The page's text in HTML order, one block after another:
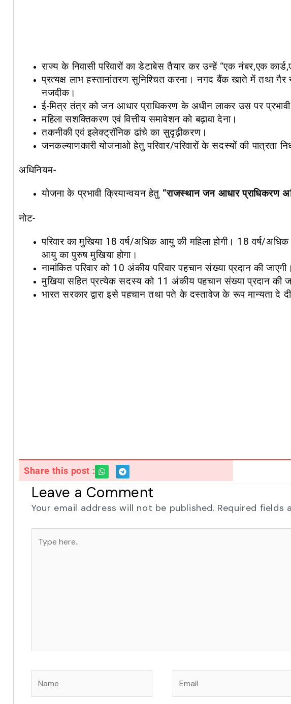
राज्य के निवासी परिवारों का डेटाबेस तैयार कर उन्हें “एक नंबर,एक
प्रत्यक्ष लाभ हस्तानांतरण सुनिश्चित करना। नगद बैंक खाते में तथा
नजदीक।
ई-मित्र तंत्र को जन आधार प्राधिकरण के अधीन लाकर उस पर
महिला सशक्तिकरण एवं वित्तीय समावेशन को बढ़ावा देना।
तकनीकी एवं इलेक्ट्रॉनिक ढांचे का सुदृढ़ीकरण।
जनकल्याणकारी योजनाओ हेतु परिवार/परिवारों के सदस्यों की पात्रता
अधिनियम-
योजना के प्रभावी क्रियान्वयन हेतु “राजस्थान जन आधार प्राधिकरण
नोट-
परिवार का मुखिया 18 वर्ष/अधिक आयु की महिला होगी। 18 वर्ष/
आयु का पुरुष मुखिया होगा।
नामांकित परिवार को 10 अंकीय परिवार पहचान संख्या प्रदान की जाएगी।
मुखिया सहित प्रत्येक सदस्य को 11 अंकीय पहचान संख्या प्रदान की
भारत सरकार द्वारा इसे पहचान तथा पते के दस्तावेज के रूप मान्यता दे
Share this post :
Leave a Comment
Your email address will not be published. Required fields
here..